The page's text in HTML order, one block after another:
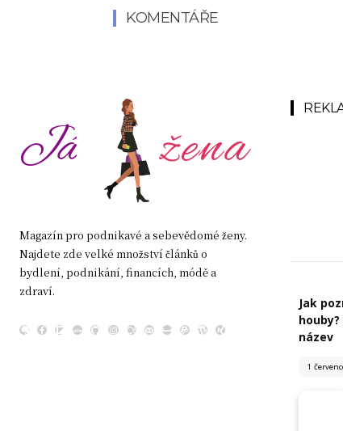
KOMENTÁŘE
Já žena
Magazín pro podnikavé a sebevědomé ženy.
Najdete zde velké množství článků o
bydlení, podnikání, financích, módě a
zdraví.
Jak
název
1